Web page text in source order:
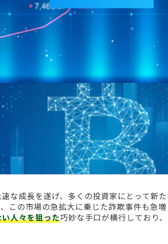
な成長を遂げ、多くの投資家にとって新
この市場の急拡大に乗じた詐欺事件も急増
人々を狙った巧妙な手口が横行しており